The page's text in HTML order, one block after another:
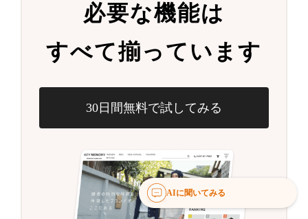
必要な機能は
すべて揃っています
30日間無料で試してみる
AIに聞いてみる